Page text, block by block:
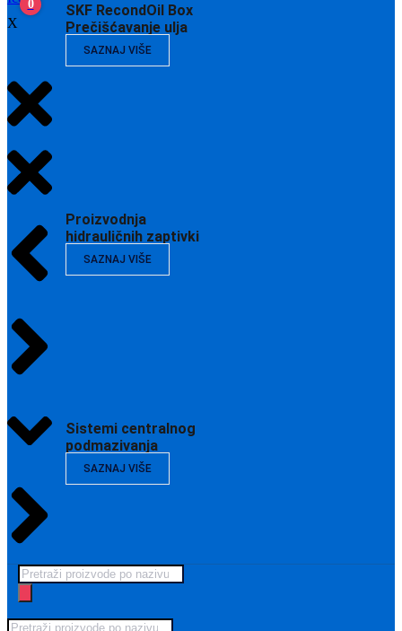
SKF RecondOil Box
Prečišćavanje ulja
SAZNAJ VIŠE
Proizvodnja
hidrauličnih zaptivki
SAZNAJ VIŠE
Sistemi centralnog
podmazivanja
SAZNAJ VIŠE
0
X
Products
search
Products